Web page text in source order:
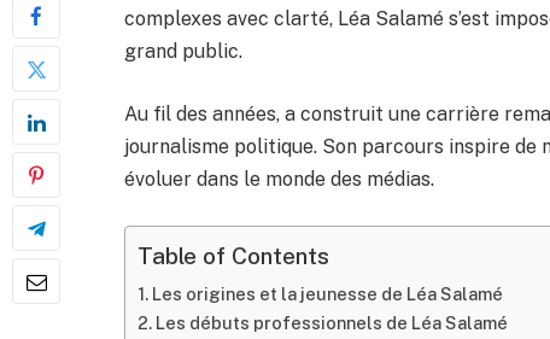
complexes avec clarté, Léa Salamé s’est
grand public.
Au fil des années, a construit une carrière
journalisme politique. Son parcours inspire
évoluer dans le monde des médias.
Table of Contents
Les origines et la jeunesse de Léa Salamé
Les débuts professionnels de Léa Salamé